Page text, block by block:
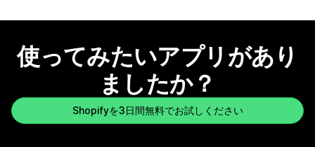
使ってみたいアプリがあり
ましたか？
Shopifyを3日間無料でお試しください